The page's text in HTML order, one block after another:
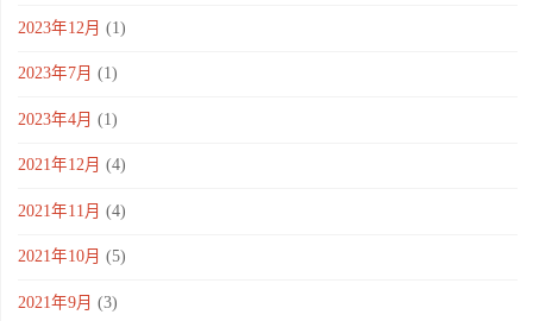
2023年12月 (1)
2023年7月 (1)
2023年4月 (1)
2021年12月 (4)
2021年11月 (4)
2021年10月 (5)
2021年9月 (3)